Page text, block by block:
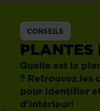
CONSEILS
PLANTES
Quelle est la
? Retrouvez les
pour identifier
d'intérieur!